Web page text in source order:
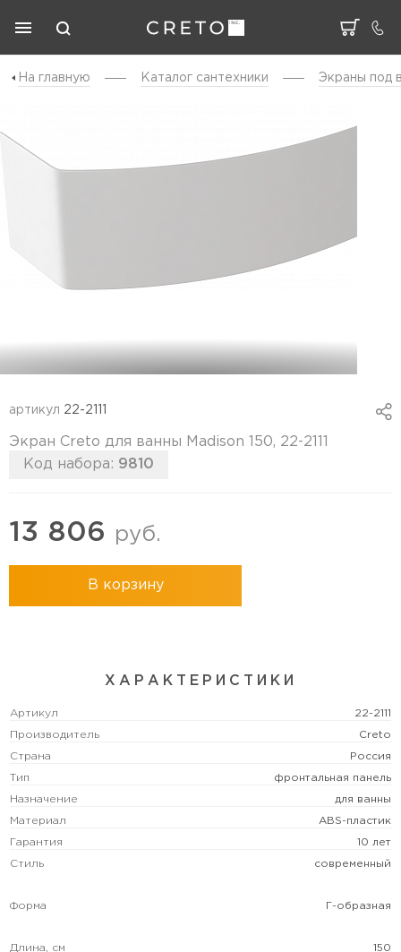
На главную Каталог cантехники Экраны под
артикул 22-2111
Экран Creto для ванны Madison 150, 22-2111
Код набора: 9810
13 806 руб.
В корзину
ХАРАКТЕРИСТИКИ
Артикул 22-2111
Производитель Creto
Страна Россия
Тип фронтальная панель
Назначение для ванны
Материал ABS-пластик
Гарантия 10 лет
Стиль современный
Форма Г-образная
Длина, см 150